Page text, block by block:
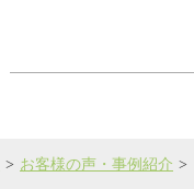
お客様の声・事例紹介